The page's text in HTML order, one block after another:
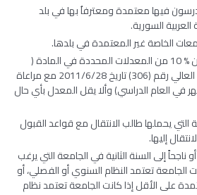
فيها معتمدة ومعترفاُ بها في بلد
السورية.
الخاصة غير المعتمدة في بلدها.
ألا يقل معدل الطالب عن % 10 من المعدلات المحددة في المادة (
1) من قرار وزارة التعليم العالي رقم (306) تاريخ 2011/6/28 مع مراعاة
في العام الدراسي) وألا يقل المعدل بأي حال
التي يحملها طالب الانتقال مع قواعد القبول
إليها.
ناجحاً إلى السنة الثانية في الجامعة التي يرغب
الجامعة تعتمد النظام السنوي أو الفصلي، أو
معتمدة على الأقل إذا كانت الجامعة تعتمد نظام